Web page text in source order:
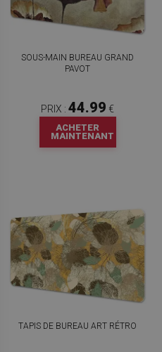
SOUS-MAIN BUREAU GRAND
PAVOT
PRIX : 44.99 €
ACHETER
MAINTENANT
TAPIS DE BUREAU ART RÉTRO